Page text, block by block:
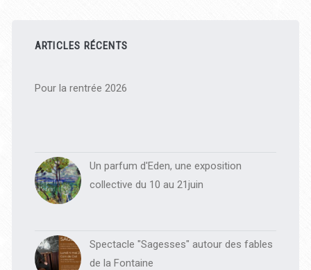
latérale
principale
ARTICLES RÉCENTS
Pour la rentrée 2026
Un parfum d'Eden, une exposition
collective du 10 au 21juin
Spectacle "Sagesses" autour des fables
de la Fontaine